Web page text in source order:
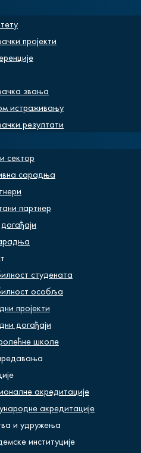
пројекти
звања
истраживању
резултати
сектор
сарадња
партнер
студената
особља
пројекти
догађаји
школе
акредитације
акредитације
и удружења
институције